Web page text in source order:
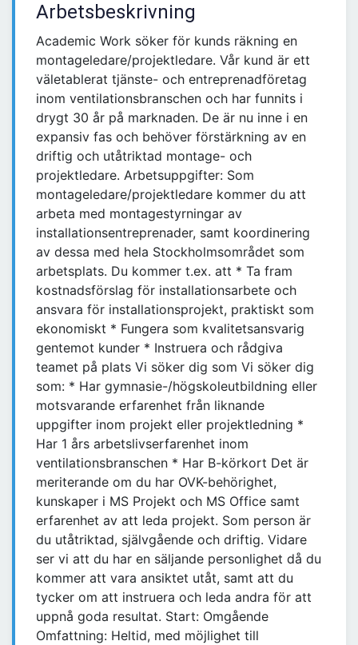
Arbetsbeskrivning
Academic Work söker för kunds räkning en
montageledare/projektledare. Vår kund är ett
väletablerat tjänste- och entreprenadföretag
inom ventilationsbranschen och har funnits i
drygt 30 år på marknaden. De är nu inne i en
expansiv fas och behöver förstärkning av en
driftig och utåtriktad montage- och
projektledare. Arbetsuppgifter: Som
montageledare/projektledare kommer du att
arbeta med montagestyrningar av
installationsentreprenader, samt koordinering
av dessa med hela Stockholmsområdet som
arbetsplats. Du kommer t.ex. att * Ta fram
kostnadsförslag för installationsarbete och
ansvara för installationsprojekt, praktiskt som
ekonomiskt * Fungera som kvalitetsansvarig
gentemot kunder * Instruera och rådgiva
teamet på plats Vi söker dig som Vi söker dig
som: * Har gymnasie-/högskoleutbildning eller
motsvarande erfarenhet från liknande
uppgifter inom projekt eller projektledning *
Har 1 års arbetslivserfarenhet inom
ventilationsbranschen * Har B-körkort Det är
meriterande om du har OVK-behörighet,
kunskaper i MS Projekt och MS Office samt
erfarenhet av att leda projekt. Som person är
du utåtriktad, självgående och driftig. Vidare
ser vi att du har en säljande personlighet då du
kommer att vara ansiktet utåt, samt att du
tycker om att instruera och leda andra för att
uppnå goda resultat. Start: Omgående
Omfattning: Heltid, med möjlighet till